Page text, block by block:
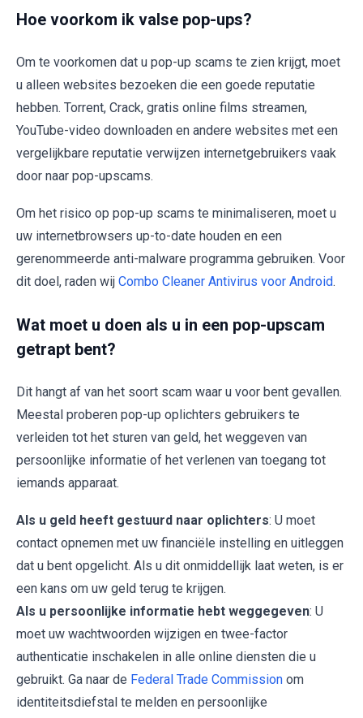
Hoe voorkom ik valse pop-ups?
Om te voorkomen dat u pop-up scams te zien krijgt, moet
u alleen websites bezoeken die een goede reputatie
hebben. Torrent, Crack, gratis online films streamen,
YouTube-video downloaden en andere websites met een
vergelijkbare reputatie verwijzen internetgebruikers vaak
door naar pop-upscams.
Om het risico op pop-up scams te minimaliseren, moet u
uw internetbrowsers up-to-date houden en een
gerenommeerde anti-malware programma gebruiken. Voor
dit doel, raden wij Combo Cleaner Antivirus voor Android.
Wat moet u doen als u in een pop-upscam
getrapt bent?
Dit hangt af van het soort scam waar u voor bent gevallen.
Meestal proberen pop-up oplichters gebruikers te
verleiden tot het sturen van geld, het weggeven van
persoonlijke informatie of het verlenen van toegang tot
iemands apparaat.
Als u geld heeft gestuurd naar oplichters: U moet
contact opnemen met uw financiële instelling en uitleggen
dat u bent opgelicht. Als u dit onmiddellijk laat weten, is er
een kans om uw geld terug te krijgen.
Als u persoonlijke informatie hebt weggegeven: U
moet uw wachtwoorden wijzigen en twee-factor
authenticatie inschakelen in alle online diensten die u
gebruikt. Ga naar de Federal Trade Commission om
identiteitsdiefstal te melden en persoonlijke